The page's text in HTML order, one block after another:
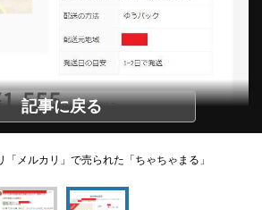
記事に戻る
「メルカリ」で売られた「ちゃちゃまる」